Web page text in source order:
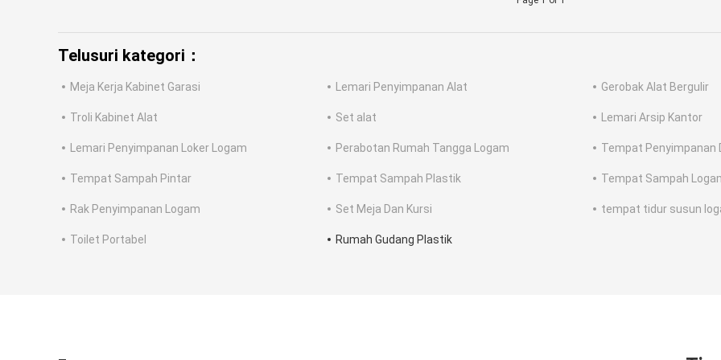
Telusuri kategori：
Meja Kerja Kabinet Garasi Lemari Penyimpanan Alat Gerobak Alat Bergulir
Troli Kabinet Alat Set alat Lemari Arsip Kantor
Lemari Penyimpanan Loker Logam Perabotan Rumah Tangga Logam Tempat Penyimpanan
Tempat Sampah Pintar Tempat Sampah Plastik Tempat Sampah
Rak Penyimpanan Logam Set Meja Dan Kursi tempat tidur susun
Toilet Portabel Rumah Gudang Plastik